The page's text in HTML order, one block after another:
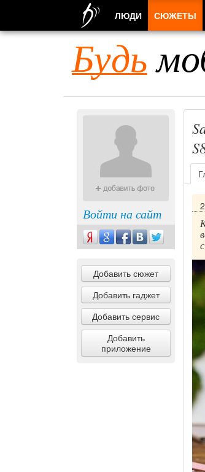
Будь
Войти на сайт
Добавить сюжет
Добавить гаджет
Добавить сервис
Добавить
приложение
ЛЮДИ СЮЖЕТЫ